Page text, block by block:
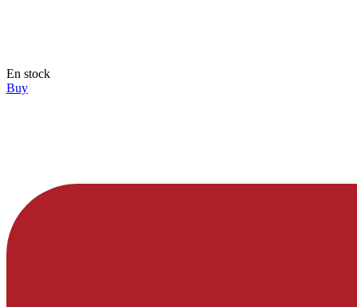
En stock
Buy